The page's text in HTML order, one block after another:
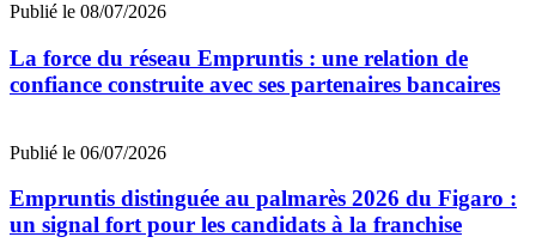
Publié le 08/07/2026
La force du réseau Empruntis : une relation de
confiance construite avec ses partenaires bancaires
Publié le 06/07/2026
Empruntis distinguée au palmarès 2026 du Figaro :
un signal fort pour les candidats à la franchise